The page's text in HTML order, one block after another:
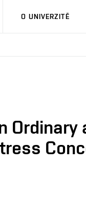
O UNIVERZITĚ
Ordinary